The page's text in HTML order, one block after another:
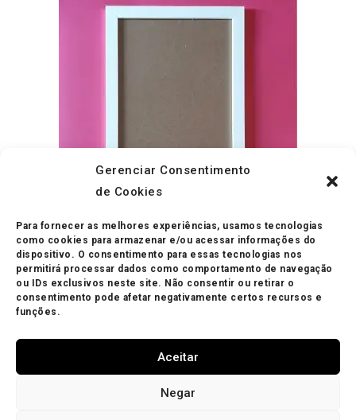
Gerenciar Consentimento
de Cookies
Para fornecer as melhores experiências, usamos tecnologias
como cookies para armazenar e/ou acessar informações do
dispositivo. O consentimento para essas tecnologias nos
permitirá processar dados como comportamento de navegação
ou IDs exclusivos neste site. Não consentir ou retirar o
consentimento pode afetar negativamente certos recursos e
funções.
Aceitar
Negar
ADICIONAR AO CARRINHO
Molduras
Moldura A4 Branca
R$60.00